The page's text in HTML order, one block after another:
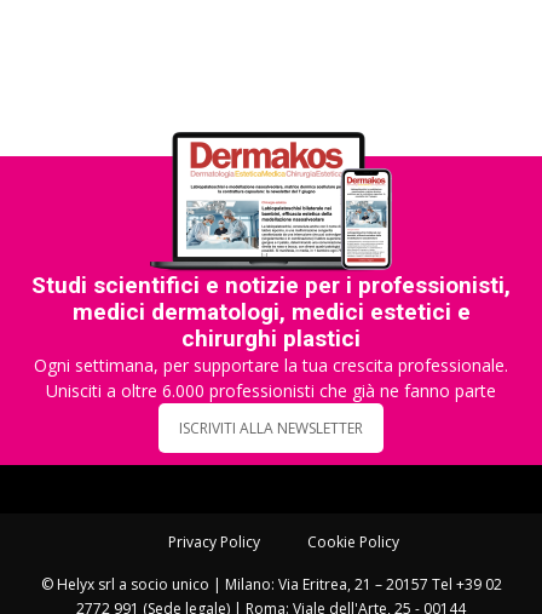
Studi scientifici e notizie per i professionisti,
medici dermatologi, medici estetici e
chirurghi plastici
Ogni settimana, per supportare la tua crescita professionale.
Unisciti a oltre 6.000 professionisti che già ne fanno parte
ISCRIVITI ALLA NEWSLETTER
Privacy Policy Cookie Policy
© Helyx srl a socio unico | Milano: Via Eritrea, 21 – 20157 Tel +39 02
2772 991 (Sede legale) | Roma: Viale dell'Arte, 25 - 00144